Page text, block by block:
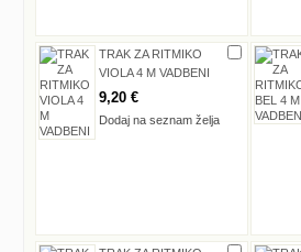
TRAK ZA RITMIKO
VIOLA 4 M VADBENI
9,20 €
Dodaj na seznam želja